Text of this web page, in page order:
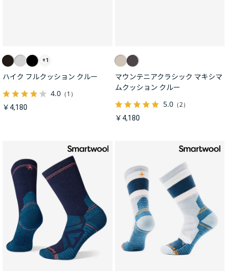
+1
ハイク フルクッション クルー
4.0 （1）
￥4,180
マウンテニアクラシック マキシマ
ムクッション クルー
5.0（2）
￥4,180